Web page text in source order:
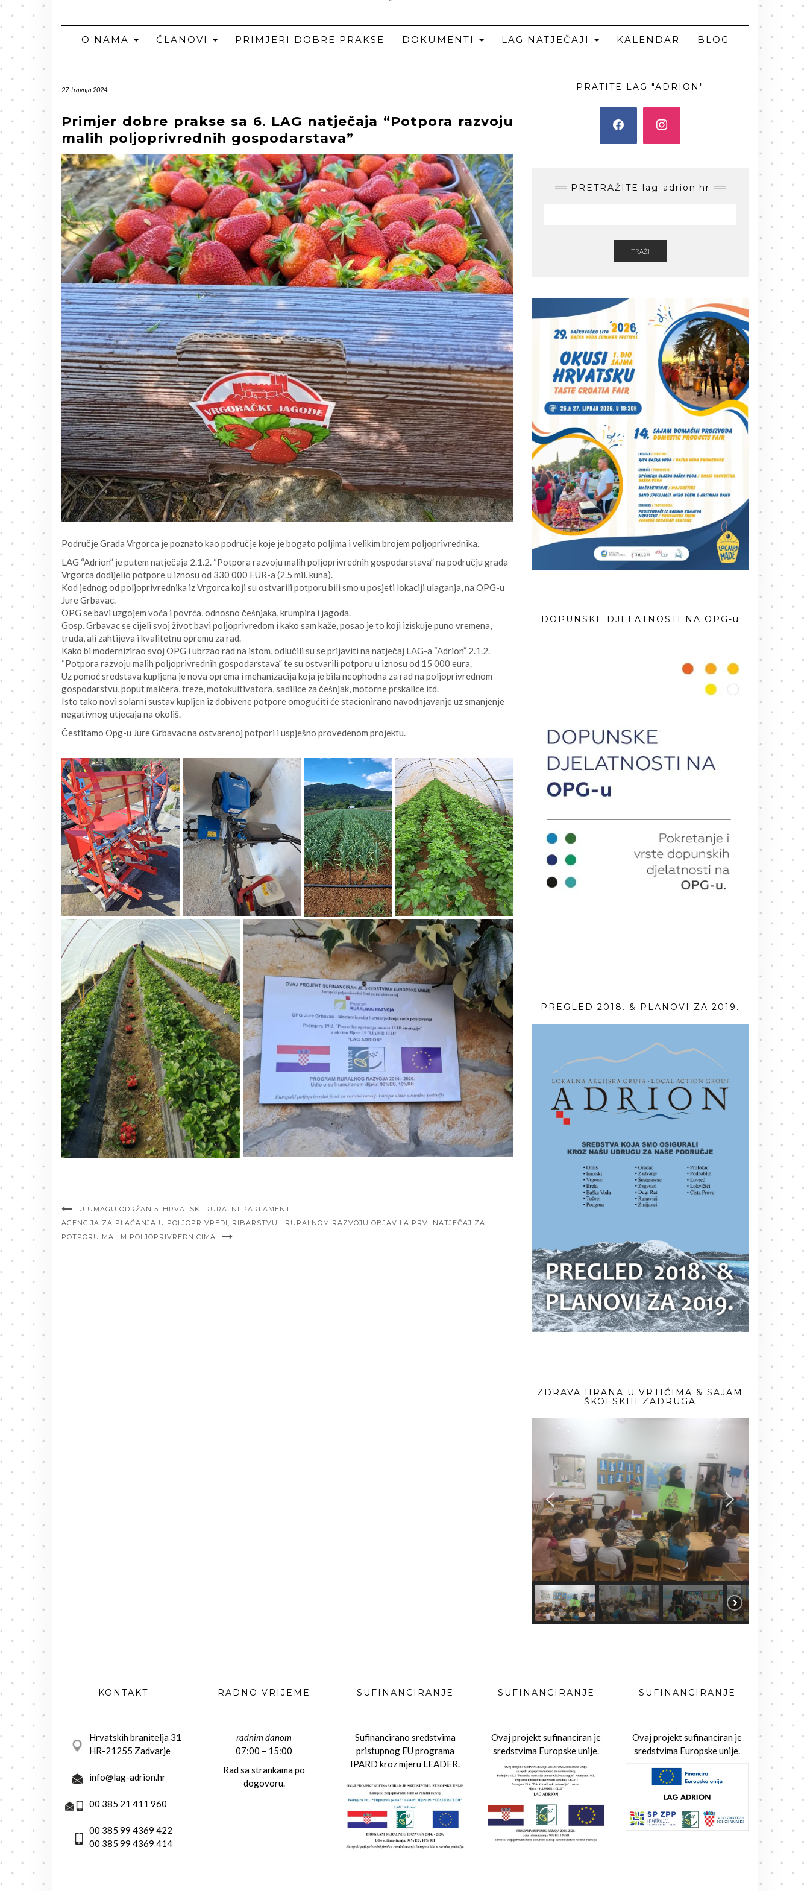
O NAMA ČLANOVI PRIMJERI DOBRE PRAKSE DOKUMENTI LAG NATJEČAJI KALENDAR BLOG
27. travnja 2024.
Primjer dobre prakse sa 6. LAG natječaja “Potpora razvoju
malih poljoprivrednih gospodarstava”
Područje Grada Vrgorca je poznato kao područje koje je bogato poljima i velikim brojem poljoprivrednika.
LAG “Adrion” je putem natječaja 2.1.2. “Potpora razvoju malih poljoprivrednih gospodarstava” na području grada
Vrgorca dodijelio potpore u iznosu od 330 000 EUR-a (2.5 mil. kuna).
Kod jednog od poljoprivrednika iz Vrgorca koji su ostvarili potporu bili smo u posjeti lokaciji ulaganja, na OPG-u
Jure Grbavac.
OPG se bavi uzgojem voća i povrća, odnosno češnjaka, krumpira i jagoda.
Gosp. Grbavac se cijeli svoj život bavi poljoprivredom i kako sam kaže, posao je to koji iziskuje puno vremena,
truda, ali zahtijeva i kvalitetnu opremu za rad.
Kako bi modernizirao svoj OPG i ubrzao rad na istom, odlučili su se prijaviti na natječaj LAG-a “Adrion” 2.1.2.
“Potpora razvoju malih poljoprivrednih gospodarstava” te su ostvarili potporu u iznosu od 15 000 eura.
Uz pomoć sredstava kupljena je nova oprema i mehanizacija koja je bila neophodna za rad na poljoprivrednom
gospodarstvu, poput malčera, freze, motokultivatora, sadilice za češnjak, motorne prskalice itd.
Isto tako novi solarni sustav kupljen iz dobivene potpore omogućiti će stacionirano navodnjavanje uz smanjenje
negativnog utjecaja na okoliš.
Čestitamo Opg-u Jure Grbavac na ostvarenoj potpori i uspješno provedenom projektu.
U UMAGU ODRŽAN 5. HRVATSKI RURALNI PARLAMENT
AGENCIJA ZA PLAĆANJA U POLJOPRIVREDI, RIBARSTVU I RURALNOM RAZVOJU OBJAVILA PRVI NATJEČAJ ZA
POTPORU MALIM POLJOPRIVREDNICIMA
PRATITE LAG "ADRION"
PRETRAŽITE lag-adrion.hr
TRAŽI
DOPUNSKE DJELATNOSTI NA OPG-u
PREGLED 2018. & PLANOVI ZA 2019.
ZDRAVA HRANA U VRTIĆIMA & SAJAM
ŠKOLSKIH ZADRUGA
KONTAKT
Hrvatskih branitelja 31
HR-21255 Zadvarje
info@lag-adrion.hr
00 385 21 411 960
00 385 99 4369 422
00 385 99 4369 414
RADNO VRIJEME
radnim danom
07:00 – 15:00
Rad sa strankama po
dogovoru.
SUFINANCIRANJE
Sufinancirano sredstvima
pristupnog EU programa
IPARD kroz mjeru LEADER.
SUFINANCIRANJE
Ovaj projekt sufinanciran je
sredstvima Europske unije.
SUFINANCIRANJE
Ovaj projekt sufinanciran je
sredstvima Europske unije.